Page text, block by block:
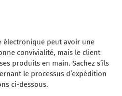
électronique peut avoir une
convivialité, mais le client
produits en main. Sachez s’ils
le processus d’expédition
ci-dessous.